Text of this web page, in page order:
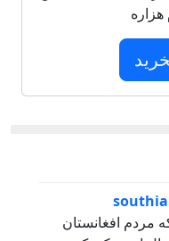
هزاره
southia
مردم افغانستان